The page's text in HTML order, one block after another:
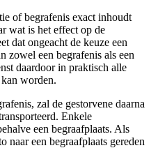
of begrafenis exact inhoudt
wat is het effect op de
dat ongeacht de keuze een
zowel een begrafenis als een
daardoor in praktisch alle
worden.
zal de gestorvene daarna
Enkele
een begraafplaats. Als
naar een begraafplaats gereden